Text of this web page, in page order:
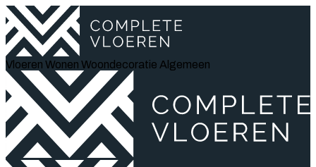
Vloeren Wonen Woondecoratie Algemeen